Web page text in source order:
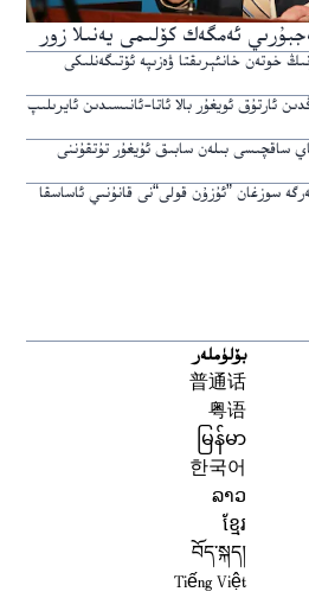
ئەمگەك كۆلىمى يەنىلا زور
خوتەن خانئېرىقتا ۋەزىپە ئۆتىگەنلىكى
ئۇيغۇر رايونىدا 143 مىڭدىن ئارتۇق ئويغۇر بالا ئاتا-ئانىسىدىن ئايرىلىپ
ساقچىسى بىلەن سابىق ئۇيغۇر تۇتقۇننى
سوزغان ”ئۇزۇن قولى“نى قانۇنىي ئاساسقا
بۆلۈملەر
普通话
粤语
မြန်မာ
한국어
ລາວ
ខ្មែរ
བོད་སྐད།
Tiếng Việt